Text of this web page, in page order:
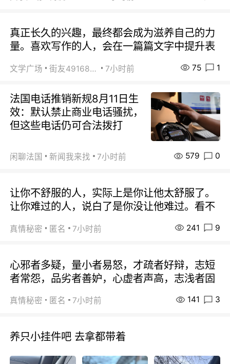
真正长久的兴趣，最终都会成为滋养自己的力
量。喜欢写作的人，会在一篇篇文字中提升表
文学广场 街友49168527 7小时前 75 1
法国电话推销新规8月11日生
效：默认禁止商业电话骚扰，
但这些电话仍可合法拨打
闲聊法国 新闻我来找 7小时前 579 0
让你不舒服的人，实际上是你让他太舒服了。
让你难过的人，说白了是你没让他难过。看不
真情秘密 匿名 7小时前 241 9
心邪者多疑，量小者易怒，才疏者好辩，志短
者常怨，品劣者善妒，心虚者声高，志浅者固
真情秘密 匿名 7小时前 141 3
养只小挂件吧 去拿都带着